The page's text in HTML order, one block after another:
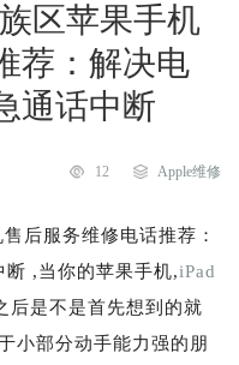
区苹果手机
荐：解决电
通话中断
12 Apple维修
后服务维修电话推荐：
断 ,当你的苹果手机,iPad
后是不是首先想到的就
小部分动手能力强的朋